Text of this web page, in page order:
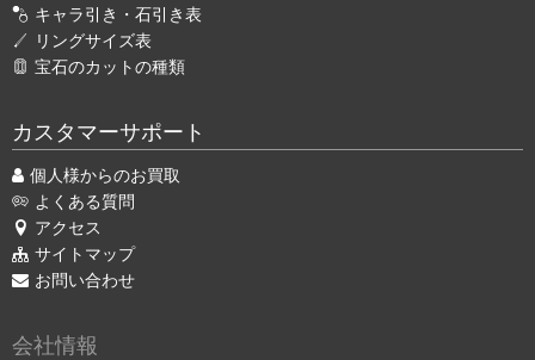
キャラ引き・石引き表
リングサイズ表
宝石のカットの種類
カスタマーサポート
個人様からのお買取
よくある質問
アクセス
サイトマップ
お問い合わせ
会社情報